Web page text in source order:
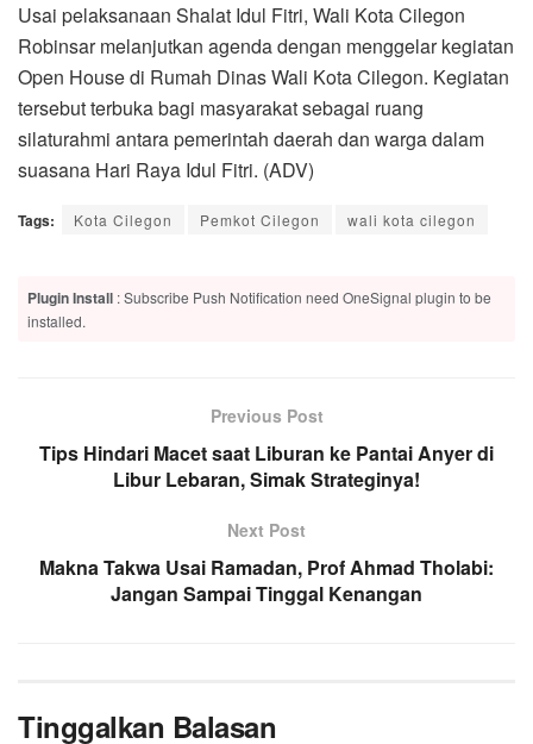
Usai pelaksanaan Shalat Idul Fitri, Wali Kota Cilegon
Robinsar melanjutkan agenda dengan menggelar kegiatan
Open House di Rumah Dinas Wali Kota Cilegon. Kegiatan
tersebut terbuka bagi masyarakat sebagai ruang
silaturahmi antara pemerintah daerah dan warga dalam
suasana Hari Raya Idul Fitri. (ADV)
Tags: Kota Cilegon Pemkot Cilegon wali kota cilegon
Plugin Install : Subscribe Push Notification need OneSignal plugin to be
installed.
Previous Post
Tips Hindari Macet saat Liburan ke Pantai Anyer di
Libur Lebaran, Simak Strateginya!
Next Post
Makna Takwa Usai Ramadan, Prof Ahmad Tholabi:
Jangan Sampai Tinggal Kenangan
Tinggalkan Balasan